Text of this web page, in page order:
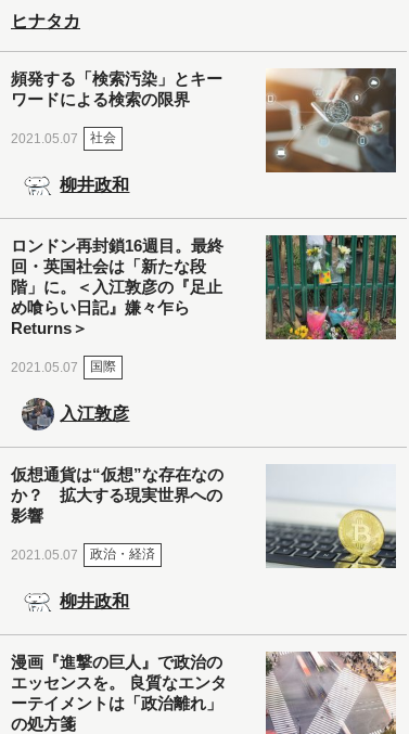
ヒナタカ
頻発する「検索汚染」とキー
ワードによる検索の限界
2021.05.07 社会
柳井政和
ロンドン再封鎖16週目。最終
回・英国社会は「新たな段
階」に。＜入江敦彦の『足止
め喰らい日記』嫌々乍ら
Returns＞
2021.05.07 国際
入江敦彦
仮想通貨は“仮想”な存在なの
か？ 拡大する現実世界への
影響
2021.05.07 政治・経済
柳井政和
漫画『進撃の巨人』で政治の
エッセンスを。 良質なエンタ
ーテイメントは「政治離れ」
の処方箋